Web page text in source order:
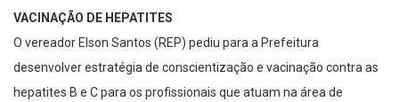
VACINAÇÃO DE HEPATITES
O vereador Elson Santos (REP) pediu para a Prefeitura
desenvolver estratégia de conscientização e vacinação contra as
hepatites B e C para os profissionais que atuam na área de